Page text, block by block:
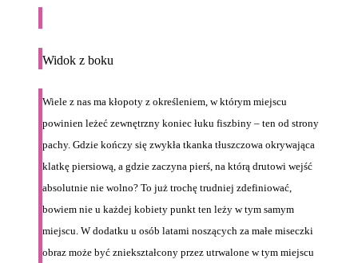
Widok z boku
Wiele z nas ma kłopoty z określeniem, w którym miejscu
powinien leżeć zewnętrzny koniec łuku fiszbiny – ten od strony
pachy. Gdzie kończy się zwykła tkanka tłuszczowa okrywająca
klatkę piersiową, a gdzie zaczyna pierś, na którą drutowi wejść
absolutnie nie wolno? To już trochę trudniej zdefiniować,
bowiem nie u każdej kobiety punkt ten leży w tym samym
miejscu. W dodatku u osób latami noszących za małe miseczki
obraz może być zniekształcony przez utrwalone w tym miejscu